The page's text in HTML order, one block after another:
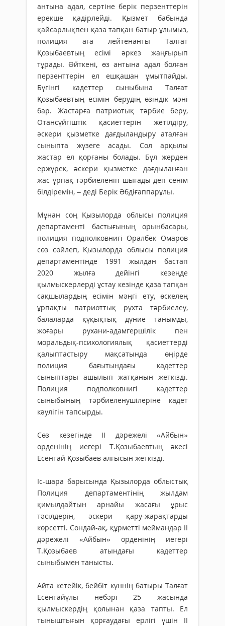
антына адал, сертіне берік перзенттерін
ерекше қадірлейді. Қызмет бабында
қайсарлықпен қаза тапқан батыр ұлымыз,
полиция аға лейтенанты Талғат
Қозыбаевтың есімі әркез жаңғырып
тұрады. Өйткені, өз антына адал болған
перзенттерін ел ешқашан ұмытпайды.
Бүгінгі кадеттер сыныбына Талғат
Қозыбаевтың есімін берудің өзіндік мәні
бар. Жастарға патриотық тәрбие беру,
Отансүйгіштік қасиеттерін жетілдіру,
әскери қызметке дағдыландыру аталған
сыныпта жүзеге асады. Сол арқылы
жастар ел қорғаны болады. Бұл жерден
ержүрек, әскери қызметке дағдыланған
жас ұрпақ тәрбиеленіп шығады деп сенім
білдіремін, – деді Берік Әбдіғаппарұлы.
Мұнан соң Қызылорда облысы полиция
департаменті бастығының орынбасары,
полиция подполковнигі Оралбек Омаров
сөз сөйлеп, Қызылорда облысы полиция
департаментінде 1991 жылдан бастап
2020 жылға дейінгі кезеңде
қылмыскерлерді ұстау кезінде қаза тапқан
сақшылардың есімін мәңгі ету, өскелең
ұрпақты патриоттық рухта тәрбиелеу,
балаларда құқықтық дүние танымды,
жоғары рухани-адамгершілік пен
моральдық-психологиялық қасиеттерді
қалыптастыру мақсатында өңірде
полиция бағытындағы кадеттер
сыныптары ашылып жатқанын жеткізді.
Полиция подполковнигі кадеттер
сыныбының тәрбиеленушілеріне кадет
кәулігін тапсырды.
Сөз кезегінде ІІ дәрежелі «Айбын»
орденінің иегері Т.Қозыбаевтың әкесі
Есентай Қозыбаев алғысын жеткізді.
Іс-шара барысында Қызылорда облыстық
Полиция департаментінің жылдам
қимылдайтын арнайы жасағы ұрыс
тәсілдерін, әскери қару-жарақтарды
көрсетті. Сондай-ақ, құрметті меймандар ІІ
дәрежелі «Айбын» орденінің иегері
Т.Қозыбаев атындағы кадеттер
сыныбымен танысты.
Айта кетейік, бейбіт күннің батыры Талғат
Есентайұлы небәрі 25 жасында
қылмыскердің қолынан қаза тапты. Ел
тыныштығын қорғаудағы ерлігі үшін ІІ